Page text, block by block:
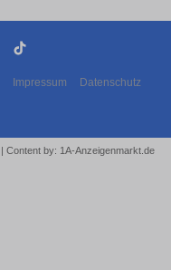
Impressum Datenschutz
Content by: 1A-Anzeigenmarkt.de